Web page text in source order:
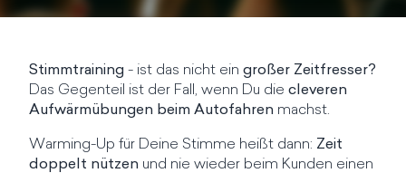
Stimmtraining - ist das nicht ein großer Zeitfresser?
Das Gegenteil ist der Fall, wenn Du die cleveren
Aufwärmübungen beim Autofahren machst.
Warming-Up für Deine Stimme heißt dann: Zeit
doppelt nützen und nie wieder beim Kunden einen